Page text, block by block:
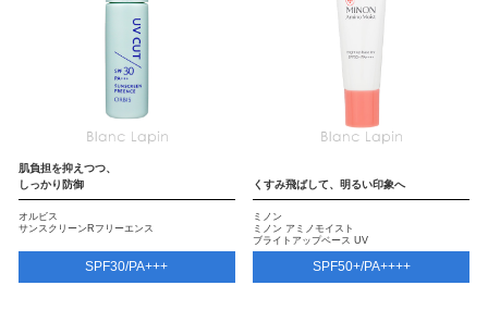
肌負担を抑えつつ、
しっかり防御
オルビス
サンスクリーンRフリーエンス
SPF30/PA+++
くすみ飛ばして、明るい印象へ
ミノン
ミノン アミノモイスト
ブライトアップベース UV
SPF50+/PA++++